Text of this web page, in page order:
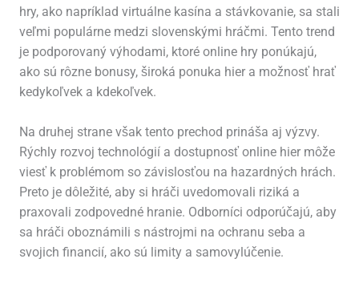
hry, ako napríklad virtuálne kasína a stávkovanie, sa stali
veľmi populárne medzi slovenskými hráčmi. Tento trend
je podporovaný výhodami, ktoré online hry ponúkajú,
ako sú rôzne bonusy, široká ponuka hier a možnosť hrať
kedykoľvek a kdekoľvek.
Na druhej strane však tento prechod prináša aj výzvy.
Rýchly rozvoj technológií a dostupnosť online hier môže
viesť k problémom so závislosťou na hazardných hrách.
Preto je dôležité, aby si hráči uvedomovali riziká a
praxovali zodpovedné hranie. Odborníci odporúčajú, aby
sa hráči oboznámili s nástrojmi na ochranu seba a
svojich financií, ako sú limity a samovylúčenie.